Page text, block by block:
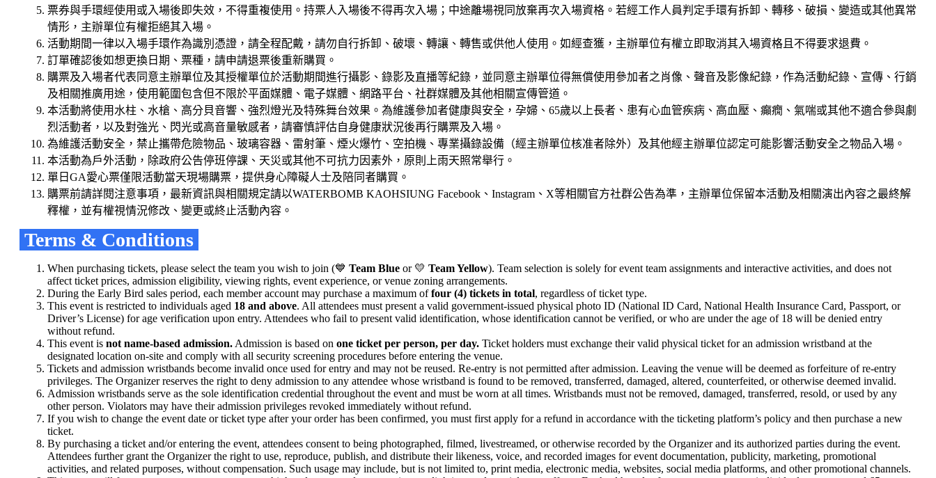
票券與手環經使用或入場後即失效，不得重複使用。持票人入場後不得再次入場；中途離場視同放棄再次入場資格。若經工作人員判定手環有拆卸、轉移、破損、變造或其他異常
情形，主辦單位有權拒絕其入場。
活動期間一律以入場手環作為識別憑證，請全程配戴，請勿自行拆卸、破壞、轉讓、轉售或供他人使用。如經查獲，主辦單位有權立即取消其入場資格且不得要求退費。
訂單確認後如想更換日期、票種，請申請退票後重新購買。
購票及入場者代表同意主辦單位及其授權單位於活動期間進行攝影、錄影及直播等紀錄，並同意主辦單位得無償使用參加者之肖像、聲音及影像紀錄，作為活動紀錄、宣傳、行銷
及相關推廣用途，使用範圍包含但不限於平面媒體、電子媒體、網路平台、社群媒體及其他相關宣傳管道。
本活動將使用水柱、水槍、高分貝音響、強烈燈光及特殊舞台效果。為維護參加者健康與安全，孕婦、65歲以上長者、患有心血管疾病、高血壓、癲癇、氣喘或其他不適合參與劇
烈活動者，以及對強光、閃光或高音量敏感者，請審慎評估自身健康狀況後再行購票及入場。
為維護活動安全，禁止攜帶危險物品、玻璃容器、雷射筆、煙火爆竹、空拍機、專業攝錄設備（經主辦單位核准者除外）及其他經主辦單位認定可能影響活動安全之物品入場。
本活動為戶外活動，除政府公告停班停課、天災或其他不可抗力因素外，原則上雨天照常舉行。
單日GA愛心票僅限活動當天現場購票，提供身心障礙人士及陪同者購買。
購票前請詳閱注意事項，最新資訊與相關規定請以WATERBOMB KAOHSIUNG Facebook、Instagram、X等相關官方社群公告為準，主辦單位保留本活動及相關演出內容之最終解
釋權，並有權視情況修改、變更或終止活動內容。
Terms & Conditions
When purchasing tickets, please select the team you wish to join (💙 Team Blue or 💛 Team Yellow). Team selection is solely for event team assignments and interactive activities, and does not
affect ticket prices, admission eligibility, viewing rights, event experience, or venue zoning arrangements.
During the Early Bird sales period, each member account may purchase a maximum offour (4) tickets in total, regardless of ticket type.
This event is restricted to individuals aged 18 and above. All attendees must present a valid government-issued physical photo ID (National ID Card, National Health Insurance Card, Passport, or
Driver’s License) for age verification upon entry. Attendees who fail to present valid identification, whose identification cannot be verified, or who are under the age of 18 will be denied entry
without refund.
This event is not name-based admission. Admission is based on one ticket per person, per day. Ticket holders must exchange their valid physical ticket for an admission wristband at the
designated location on-site and comply with all security screening procedures before entering the venue.
Tickets and admission wristbands become invalid once used for entry and may not be reused. Re-entry is not permitted after admission. Leaving the venue will be deemed as forfeiture of re-entry
privileges. The Organizer reserves the right to deny admission to any attendee whose wristband is found to be removed, transferred, damaged, altered, counterfeited, or otherwise deemed invalid.
Admission wristbands serve as the sole identification credential throughout the event and must be worn at all times. Wristbands must not be removed, damaged, transferred, resold, or used by any
other person. Violators may have their admission privileges revoked immediately without refund.
If you wish to change the event date or ticket type after your order has been confirmed, you must first apply for a refund in accordance with the ticketing platform’s policy and then purchase a new
ticket.
By purchasing a ticket and/or entering the event, attendees consent to being photographed, filmed, livestreamed, or otherwise recorded by the Organizer and its authorized parties during the event.
Attendees further grant the Organizer the right to use, reproduce, publish, and distribute their likeness, voice, and recorded images for event documentation, publicity, marketing, promotional
activities, and related purposes, without compensation. Such usage may include, but is not limited to, print media, electronic media, websites, social media platforms, and other promotional channels.